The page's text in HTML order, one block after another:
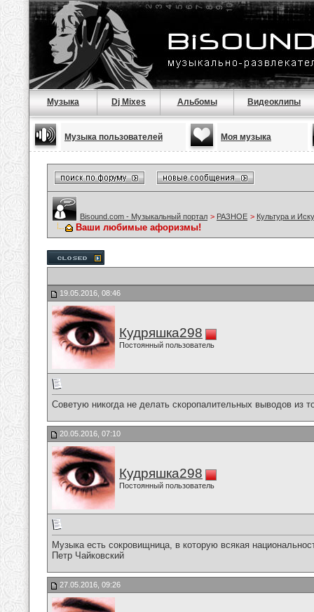
Музыка Dj Mixes Альбомы Видеоклипы
Музыка пользователей Моя музыка
Bisound.com - Музыкальный портал > РАЗНОЕ > Культура и
Ваши любимые афоризмы!
19.05.2016, 08:46
Кудряшка298
Постоянный пользователь
Советую никогда не делать скоропалительных выводов из
20.05.2016, 07:10
Кудряшка298
Постоянный пользователь
Музыка есть сокровищница, в которую всякая
Петр Чайковский
27.05.2016, 09:26